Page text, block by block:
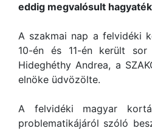
eddig megvalósult
A szakmai nap a felvidéki
10-én és 11-én került sor
Hideghéthy Andrea, a
elnöke üdvözölte.
A felvidéki magyar
problematikájáról szóló